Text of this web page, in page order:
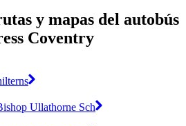
y mapas del autobús
Coventry
Ullathorne Sch